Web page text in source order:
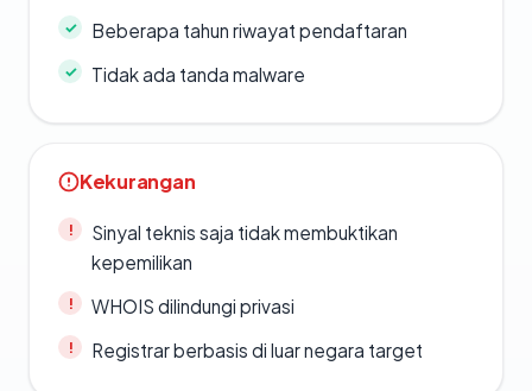
Beberapa tahun riwayat pendaftaran
Tidak ada tanda malware
Kekurangan
Sinyal teknis saja tidak membuktikan
kepemilikan
WHOIS dilindungi privasi
Registrar berbasis di luar negara target